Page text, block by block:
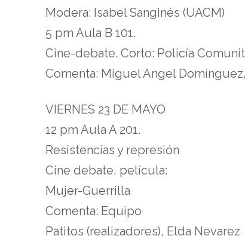
Modera: Isabel Sanginés (UACM)
5 pm Aula B 101.
Cine-debate. Corto: Policía
Comenta: Miguel Angel
VIERNES 23 DE MAYO
12 pm Aula A 201.
Resistencias y represión
Cine debate, película:
Mujer-Guerrilla
Comenta: Equipo
Patitos (realizadores), Elda Nevarez